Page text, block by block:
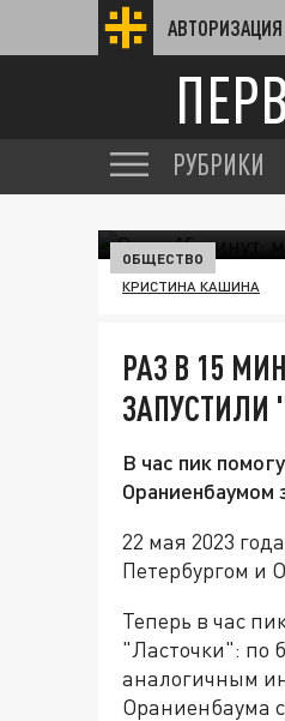
АВТОРИЗАЦИЯ
РУБРИКИ
ОБЩЕСТВО
КРИСТИНА КАШИНА
РАЗ В 15
ЗАПУСТИЛИ
В час пик
Ораниенбаумом
22 мая 2023
Петербургом и
Теперь в час
"Ласточки": по
аналогичным
Ораниенбаума